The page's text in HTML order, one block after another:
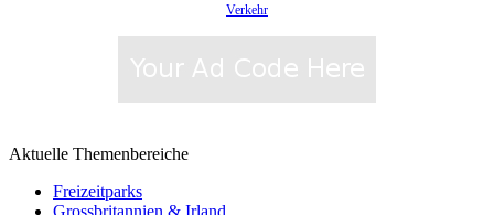
Verkehr
Aktuelle Themenbereiche
Freizeitparks